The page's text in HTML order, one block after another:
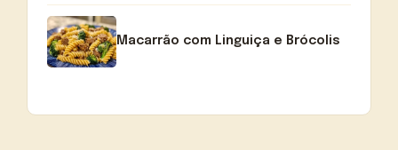
Macarrão com Linguiça e Brócolis